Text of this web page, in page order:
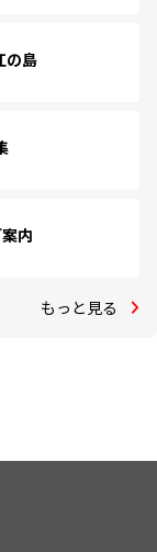
の島
内
もっと見る